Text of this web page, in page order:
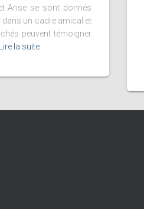
Anse se sont donnés
un cadre amical et
peuvent témoigner
Lire la suite